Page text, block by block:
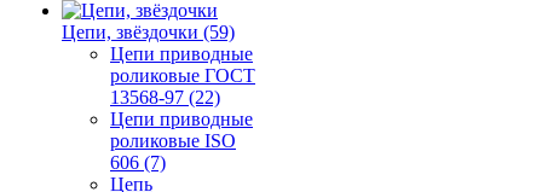
Цепи, звёздочки (59)
Цепи приводные
роликовые ГОСТ
13568-97 (22)
Цепи приводные
роликовые ISO
606 (7)
Цепь